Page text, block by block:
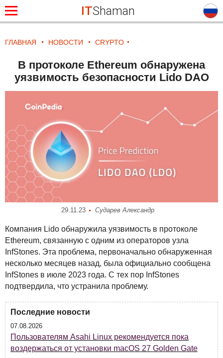
ITShaman
ГЛАВНАЯ НОВОСТИ CRYPTO
В протоколе Ethereum обнаружена
уязвимость безопасности Lido DAO
29.11.23 Сударев Александр
Компания Lido обнаружила уязвимость в протоколе
Ethereum, связанную с одним из операторов узла
InfStones. Эта проблема, первоначально обнаруженная
несколько месяцев назад, была официально сообщена
InfStones в июле 2023 года. С тех пор InfStones
подтвердила, что устранила проблему.
Последние новости
07.08.2026
Пользователям Asahi Linux рекомендуется пока
воздержаться от установки macOS 27 Golden Gate